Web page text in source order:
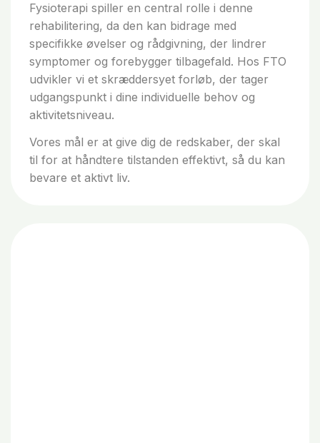
Fysioterapi spiller en central rolle i denne
rehabilitering, da den kan bidrage med
specifikke øvelser og rådgivning, der lindrer
symptomer og forebygger tilbagefald. Hos FTO
udvikler vi et skræddersyet forløb, der tager
udgangspunkt i dine individuelle behov og
aktivitetsniveau.
Vores mål er at give dig de redskaber, der skal
til for at håndtere tilstanden effektivt, så du kan
bevare et aktivt liv.